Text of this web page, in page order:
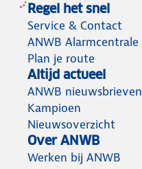
Regel het snel
Service & Contact
ANWB Alarmcentrale
Plan je route
Altijd actueel
ANWB nieuwsbrieven
Kampioen
Nieuwsoverzicht
Over ANWB
Werken bij ANWB